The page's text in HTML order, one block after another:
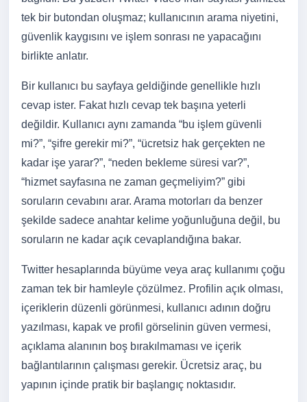
tek bir butondan oluşmaz; kullanıcının arama niyetini,
güvenlik kaygısını ve işlem sonrası ne yapacağını
birlikte anlatır.
Bir kullanıcı bu sayfaya geldiğinde genellikle hızlı
cevap ister. Fakat hızlı cevap tek başına yeterli
değildir. Kullanıcı aynı zamanda “bu işlem güvenli
mi?”, “şifre gerekir mi?”, “ücretsiz hak gerçekten ne
kadar işe yarar?”, “neden bekleme süresi var?”,
“hizmet sayfasına ne zaman geçmeliyim?” gibi
soruların cevabını arar. Arama motorları da benzer
şekilde sadece anahtar kelime yoğunluğuna değil, bu
soruların ne kadar açık cevaplandığına bakar.
Twitter hesaplarında büyüme veya araç kullanımı çoğu
zaman tek bir hamleyle çözülmez. Profilin açık olması,
içeriklerin düzenli görünmesi, kullanıcı adının doğru
yazılması, kapak ve profil görselinin güven vermesi,
açıklama alanının boş bırakılmaması ve içerik
bağlantılarının çalışması gerekir. Ücretsiz araç, bu
yapının içinde pratik bir başlangıç noktasıdır.